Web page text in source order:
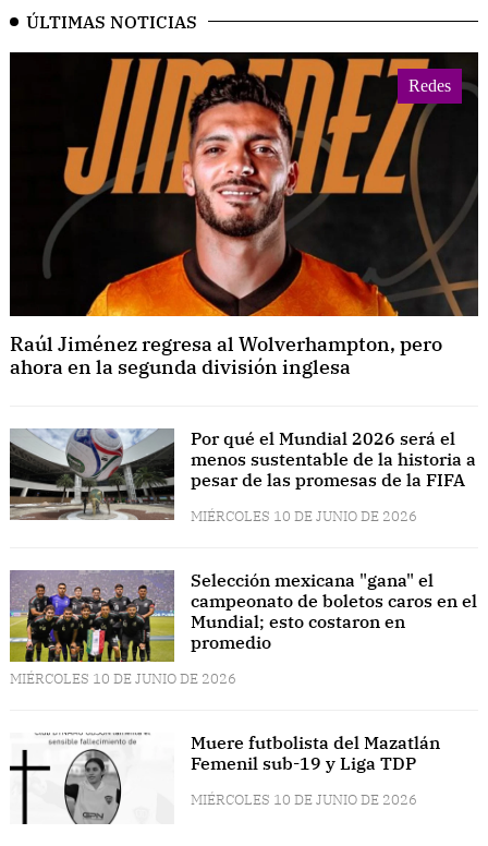
ÚLTIMAS NOTICIAS
Redes
Raúl Jiménez regresa al Wolverhampton, pero
ahora en la segunda división inglesa
Por qué el Mundial 2026 será el
menos sustentable de la historia a
pesar de las promesas de la FIFA
MIÉRCOLES 10 DE JUNIO DE 2026
Selección mexicana "gana" el
campeonato de boletos caros en el
Mundial; esto costaron en
promedio
MIÉRCOLES 10 DE JUNIO DE 2026
Muere futbolista del Mazatlán
Femenil sub-19 y Liga TDP
MIÉRCOLES 10 DE JUNIO DE 2026